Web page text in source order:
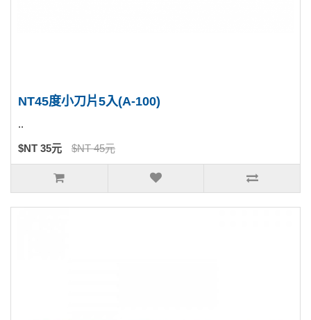
NT45度小刀片5入(A-100)
..
$NT 35元 $NT 45元